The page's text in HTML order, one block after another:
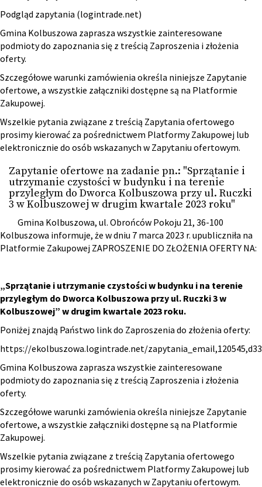
Podgląd zapytania (logintrade.net)
Gmina Kolbuszowa zaprasza wszystkie zainteresowane
podmioty do zapoznania się z treścią Zaproszenia i złożenia
oferty.
Szczegółowe warunki zamówienia określa niniejsze Zapytanie
ofertowe, a wszystkie załączniki dostępne są na Platformie
Zakupowej.
Wszelkie pytania związane z treścią Zapytania ofertowego
prosimy kierować za pośrednictwem Platformy Zakupowej lub
elektronicznie do osób wskazanych w Zapytaniu ofertowym.
Zapytanie ofertowe na zadanie pn.: "Sprzątanie i
utrzymanie czystości w budynku i na terenie
przyległym do Dworca Kolbuszowa przy ul. Ruczki
3 w Kolbuszowej w drugim kwartale 2023 roku"
Gmina Kolbuszowa, ul. Obrońców Pokoju 21, 36-100
Kolbuszowa informuje, że w dniu 7 marca 2023 r. upubliczniła na
Platformie Zakupowej ZAPROSZENIE DO ZŁOŻENIA OFERTY NA:
„Sprzątanie i utrzymanie czystości w budynku i na terenie
przyległym do Dworca Kolbuszowa przy ul. Ruczki 3 w
Kolbuszowej” w drugim kwartale 2023 roku.
Poniżej znajdą Państwo link do Zaproszenia do złożenia oferty:
https://ekolbuszowa.logintrade.net/
Gmina Kolbuszowa zaprasza wszystkie zainteresowane
podmioty do zapoznania się z treścią Zaproszenia i złożenia
oferty.
Szczegółowe warunki zamówienia określa niniejsze Zapytanie
ofertowe, a wszystkie załączniki dostępne są na Platformie
Zakupowej.
Wszelkie pytania związane z treścią Zapytania ofertowego
prosimy kierować za pośrednictwem Platformy Zakupowej lub
elektronicznie do osób wskazanych w Zapytaniu ofertowym.